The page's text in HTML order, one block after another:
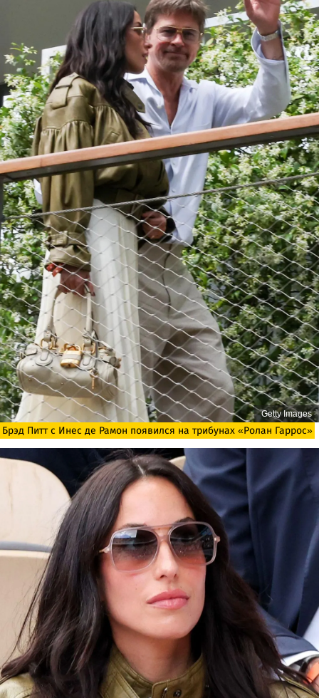
Getty Images
Брэд Питт с Инес де Рамон появился на трибунах «Ролан Гаррос»